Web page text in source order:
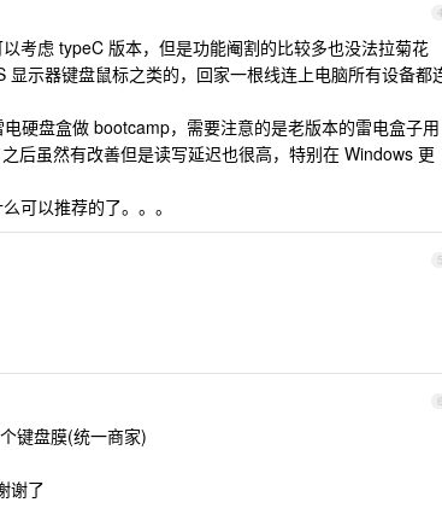
4
考虑 typeC 版本，但是功能阉割的比较多也没法拉菊花
示器键盘鼠标之类的，回家一根线连上电脑所有设备都
硬盘盒做 bootcamp，需要注意的是老版本的雷电盒子用
后虽然有改善但是读写延迟也很高，特别在 Windows 更
可以推荐的了。。。
5
6
键盘膜(统一商家)
谢了